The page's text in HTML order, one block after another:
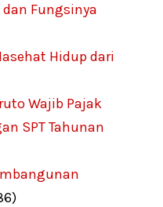
Fungsinya
Hidup dari
Wajib Pajak
SPT Tahunan